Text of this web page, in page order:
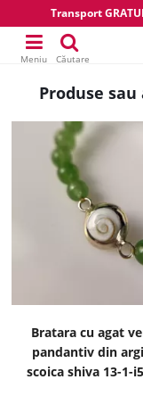
Transport
Meniu Căutare
Produse
Bratara cu agat
pandantiv din
scoica shiva 13-1-